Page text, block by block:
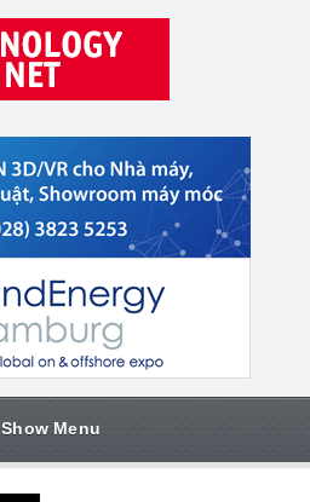
Show Menu